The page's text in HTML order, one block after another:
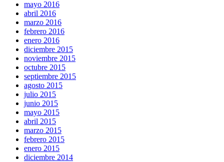
mayo 2016
abril 2016
marzo 2016
febrero 2016
enero 2016
diciembre 2015
noviembre 2015
octubre 2015
septiembre 2015
agosto 2015
julio 2015
junio 2015
mayo 2015
abril 2015
marzo 2015
febrero 2015
enero 2015
diciembre 2014